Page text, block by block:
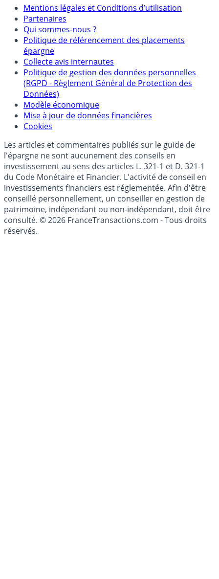
Mentions
Mentions légales et Conditions d’utilisation
Partenaires
Qui sommes-nous ?
Politique de référencement des placements
épargne
Collecte avis internautes
Politique de gestion des données personnelles
(RGPD - Règlement Général de Protection des
Données)
Modèle économique
Cookies
Les articles et commentaires publiés sur le guide de
l'épargne ne sont aucunement des conseils en
investissement au sens des articles L. 321-1 et D. 321-1
du Code Monétaire et Financier. L'activité de conseil en
investissements financiers est réglementée. Afin d'être
conseillé personnellement, un conseiller en gestion de
patrimoine, indépendant ou non-indépendant, doit être